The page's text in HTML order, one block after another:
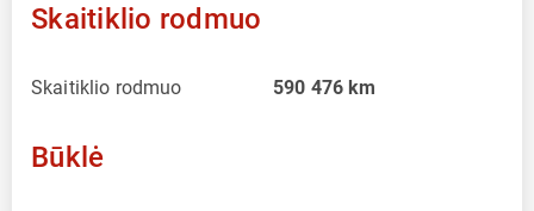
Skaitiklio rodmuo
Skaitiklio rodmuo 590 476 km
Būklė